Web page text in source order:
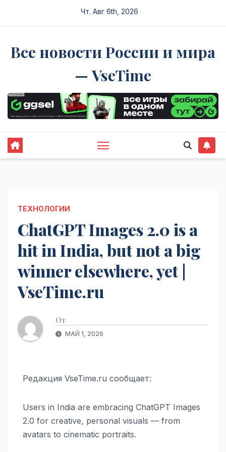
Чт. Авг 6th, 2026
Все новости России и мира
— VseTime
ТЕХНОЛОГИИ
ChatGPT Images 2.0 is a
hit in India, but not a big
winner elsewhere, yet |
VseTime.ru
От
МАЙ 1, 2026
Редакция VseTime.ru сообщает:
Users in India are embracing ChatGPT Images
2.0 for creative, personal visuals — from
avatars to cinematic portraits.